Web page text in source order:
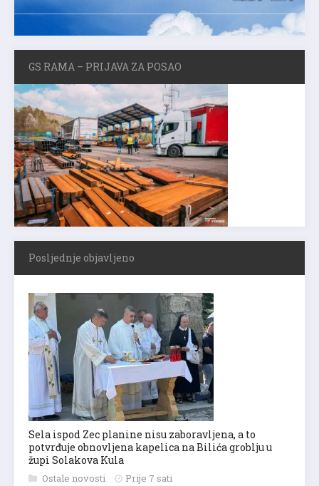
GS RAMA – PRIJAVA ZA POSAO
Posljednje objavljeno
Sela ispod Zec planine nisu zaboravljena, a to
potvrđuje obnovljena kapelica na Bilića groblju u
župi Solakova Kula
Ostale novosti Prije 7 sati